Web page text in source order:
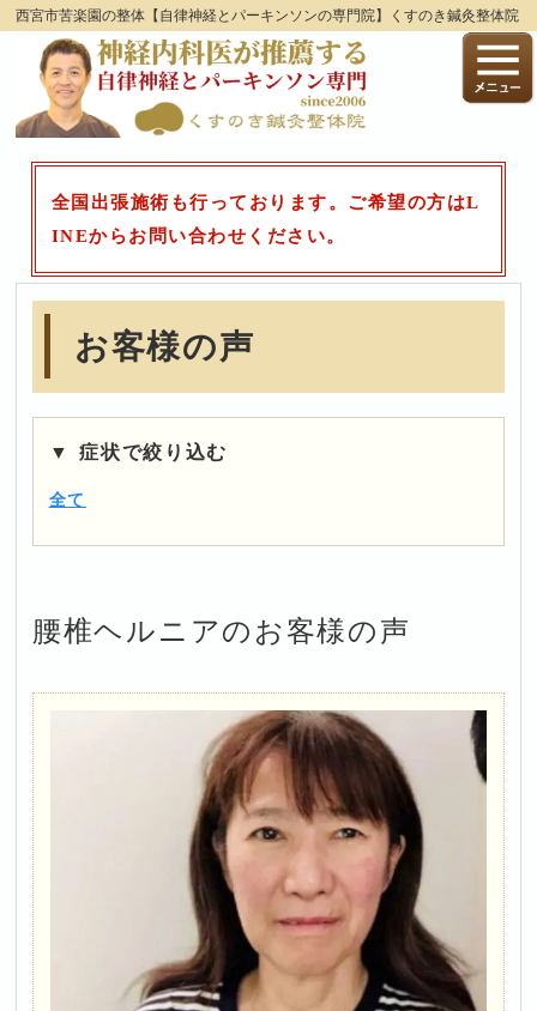
西宮市苦楽園の整体【自律神経とパーキンソンの専門院】くすのき鍼灸整体院
全国出張施術も行っております。ご希望の方はL
INEからお問い合わせください。
お客様の声
症状で絞り込む
全て
腰椎ヘルニアのお客様の声